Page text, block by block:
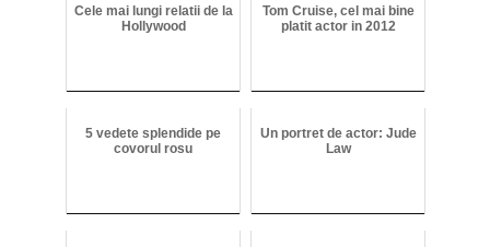
Cele mai lungi relatii de la
Hollywood
Tom Cruise, cel mai bine
platit actor in 2012
5 vedete splendide pe
covorul rosu
Un portret de actor: Jude
Law